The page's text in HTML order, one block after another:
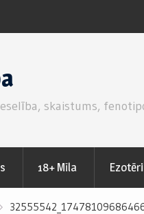
skaistums,
18+ Mīla